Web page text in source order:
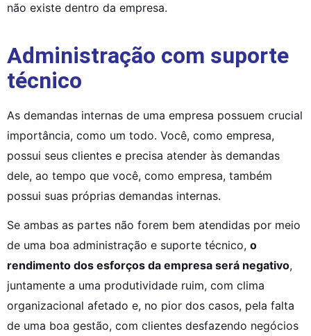
não existe dentro da empresa.
Administração com suporte
técnico
As demandas internas de uma empresa possuem crucial
importância, como um todo. Você, como empresa,
possui seus clientes e precisa atender às demandas
dele, ao tempo que você, como empresa, também
possui suas próprias demandas internas.
Se ambas as partes não forem bem atendidas por meio
de uma boa administração e suporte técnico, o
rendimento dos esforços da empresa será negativo,
juntamente a uma produtividade ruim, com clima
organizacional afetado e, no pior dos casos, pela falta
de uma boa gestão, com clientes desfazendo negócios